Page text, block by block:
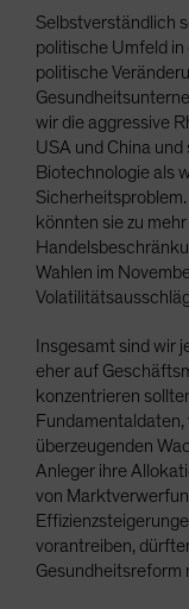
Selbstverständlich
politische Umfeld
politische
wir die aggressive
USA und China
Biotechnologie als
könnten sie zu
Wahlen im
Insgesamt sind wir
eher auf
konzentrieren
überzeugenden
Anleger ihre
von
vorantreiben,
Gesundheitsreform